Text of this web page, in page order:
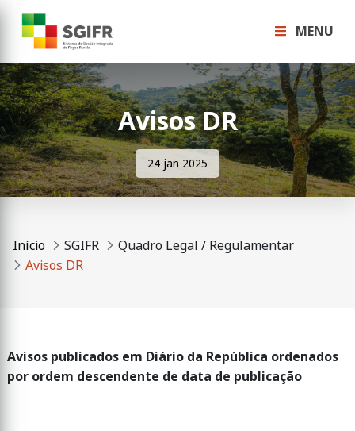
MENU
Avisos DR
24 jan 2025
Início SGIFR
Quadro Legal / Regulamentar
Avisos DR
Avisos publicados em Diário da República ordenados
por ordem descendente de data de publicação